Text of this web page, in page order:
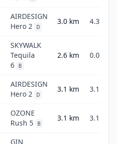
AIRDESIGN
Hero 2
D
3.0 km 4.3
SKYWALK
Tequila
6
B
2.6 km 0.0
AIRDESIGN
Hero 2
D
3.1 km 3.1
OZONE
Rush 5
B
3.1 km 3.1
GIN